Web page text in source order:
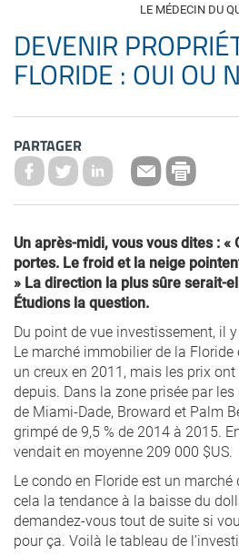
LE MÉDECIN DU
DEVENIR
FLORIDE : OUI OU
PARTAGER
Un après-midi, vous vous dites : «
portes. Le froid et la neige
» La direction la plus sûre serait-
Étudions la question.
Du point de vue investissement, il
Le marché immobilier de la Floride
un creux en 2011, mais les prix
depuis. Dans la zone prisée par
de Miami-Dade, Broward et Palm
grimpé de 9,5 % de 2014 à 2015.
vendait en moyenne 209 000 $US.
Le condo en Floride est un marché
cela la tendance à la baisse du
demandez-vous tout de suite si
pour ça. Voilà le tableau de